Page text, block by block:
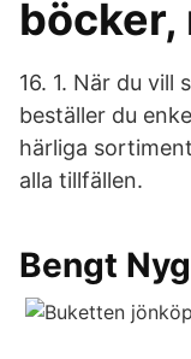
16. 1. När du
beställer du
härliga
alla tillfällen.
Bengt